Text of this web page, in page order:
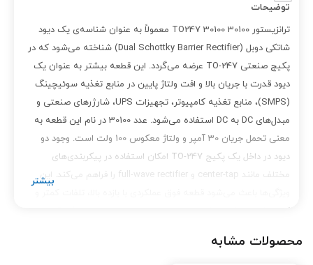
توضیحات
ترانزیستور TO247 30100 30100 معمولاً به عنوان شناسه‌ی یک دیود
شاتکی دوبل (Dual Schottky Barrier Rectifier) شناخته می‌شود که در
پکیج صنعتی TO-247 عرضه می‌گردد. این قطعه بیشتر به عنوان یک
دیود قدرت با جریان بالا و افت ولتاژ پایین در منابع تغذیه سوئیچینگ
(SMPS)، منابع تغذیه کامپیوتر، تجهیزات UPS، شارژرهای صنعتی و
مبدل‌های DC به DC استفاده می‌شود. عدد 30100 در نام این قطعه به
معنی تحمل جریان 30 آمپر و ولتاژ معکوس 100 ولت است. وجود دو
دیود در داخل یک پکیج TO-247 امکان استفاده در پیکربندی‌های
مختلف مانند center-tap و full-wave rectifier را فراهم می‌کند. این
(V
RRM ): 100V جریان مستقیم مداوم (I
محصولات مشابه